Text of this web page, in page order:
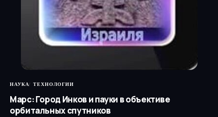
НАУКА ТЕХНОЛОГИИ
Марс: Город Инков и пауки в объективе
орбитальных спутников